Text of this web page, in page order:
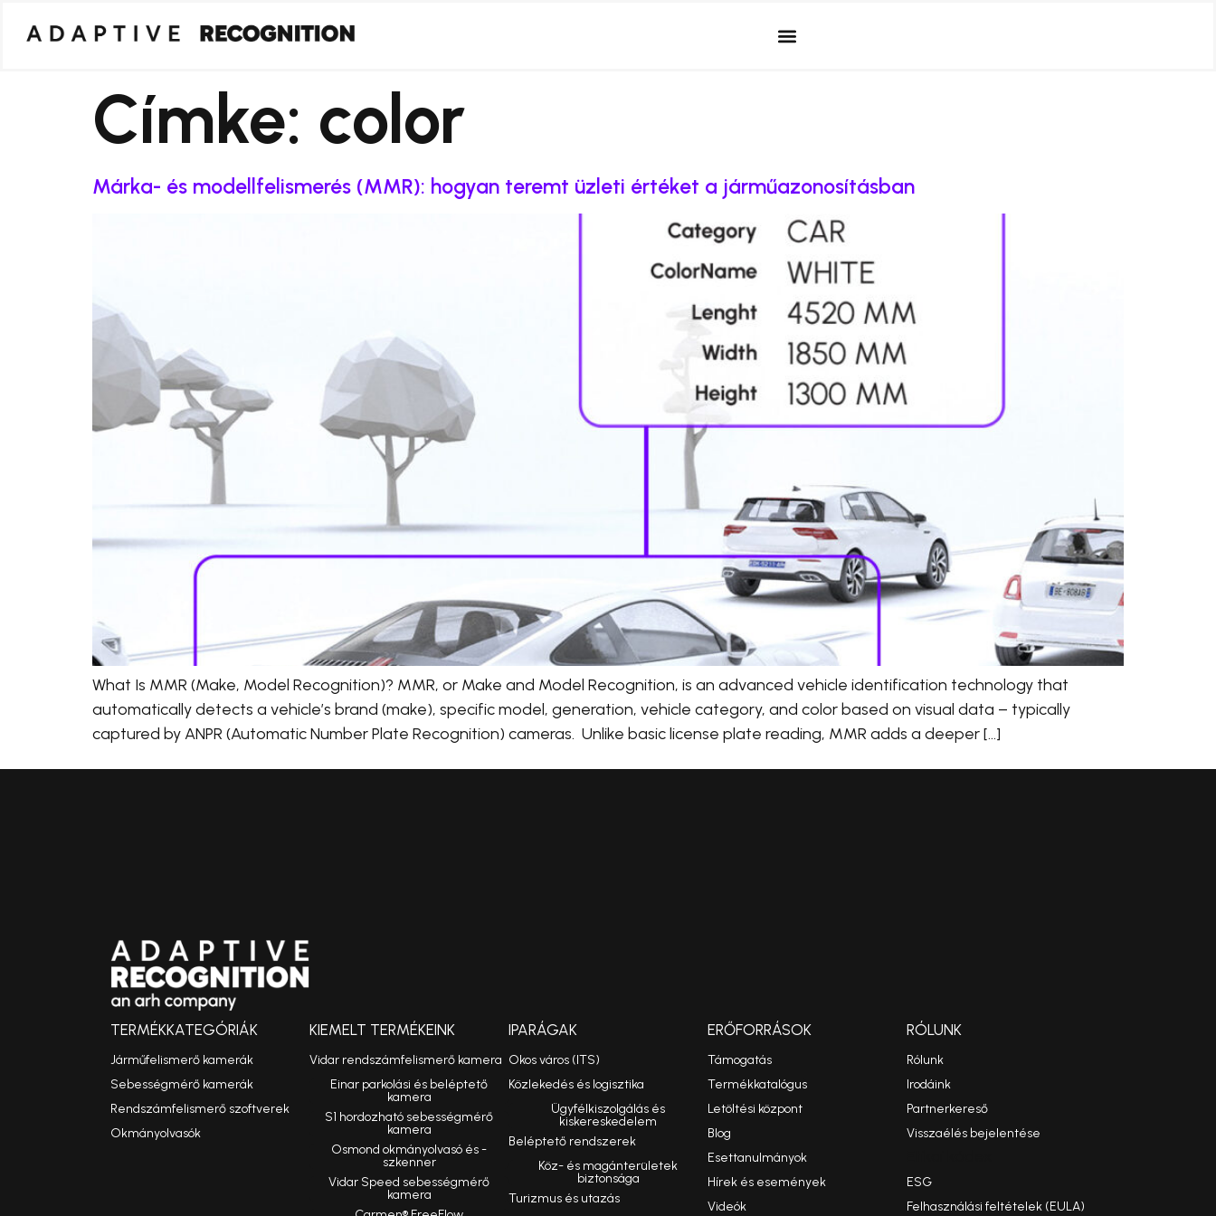
Címke: color
Márka- és modellfelismerés (MMR): hogyan teremt üzleti értéket a járműazonosításban
What Is MMR (Make, Model Recognition)? MMR, or Make and Model Recognition, is an advanced vehicle identification technology that
automatically detects a vehicle’s brand (make), specific model, generation, vehicle category, and color based on visual data – typically
captured by ANPR (Automatic Number Plate Recognition) cameras. Unlike basic license plate reading, MMR adds a deeper […]
TERMÉKKATEGÓRIÁK
Járműfelismerő kamerák
Sebességmérő kamerák
Rendszámfelismerő szoftverek
Okmányolvasók
KIEMELT TERMÉKEINK
Vidar rendszámfelismerő kamera
Einar parkolási és beléptető
kamera
S1 hordozható sebességmérő
kamera
Osmond okmányolvasó és -
szkenner
Vidar Speed sebességmérő
kamera
IPARÁGAK
Okos város (ITS)
Közlekedés és logisztika
Ügyfélkiszolgálás és
kiskereskedelem
Beléptető rendszerek
Köz- és magánterületek
biztonsága
Turizmus és utazás
ERŐFORRÁSOK
Támogatás
Termékkatalógus
Letöltési központ
Blog
Esettanulmányok
Hírek és események
Videók
RÓLUNK
Rólunk
Irodáink
Partnerkereső
Visszaélés bejelentése
ESG
Felhasználási feltételek (EULA)